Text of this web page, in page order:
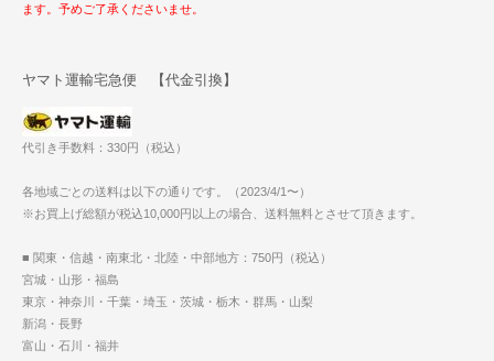
ます。予めご了承くださいませ。
ヤマト運輸宅急便 【代金引換】
代引き手数料：330円（税込）
各地域ごとの送料は以下の通りです。（2023/4/1〜）
※お買上げ総額が税込10,000円以上の場合、送料無料とさせて頂きます。
■ 関東・信越・南東北・北陸・中部地方：750円（税込）
宮城・山形・福島
東京・神奈川・千葉・埼玉・茨城・栃木・群馬・山梨
新潟・長野
富山・石川・福井